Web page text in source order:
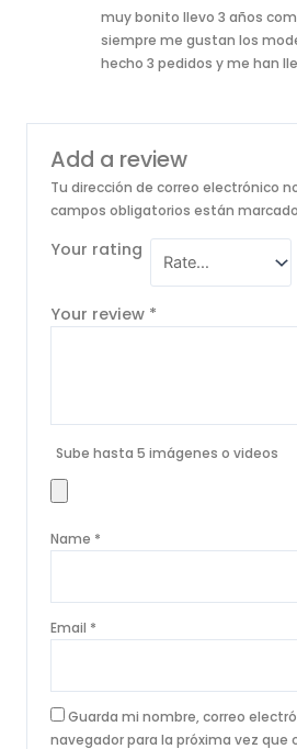
of 5
muy bonito llevo 3 años
siempre me gustan los
hecho 3 pedidos y me han
Add a review
Tu dirección de correo electrónico
campos obligatorios están
Your rating
Your review *
Sube hasta 5 imágenes o videos
Name *
Email *
Guarda mi nombre, correo
navegador para la próxima vez que